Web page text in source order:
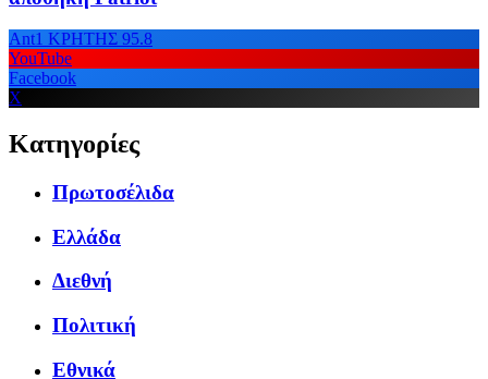
Ant1 ΚΡΗΤΗΣ 95.8
YouTube
Facebook
X
Κατηγορίες
Πρωτοσέλιδα
Ελλάδα
Διεθνή
Πολιτική
Εθνικά